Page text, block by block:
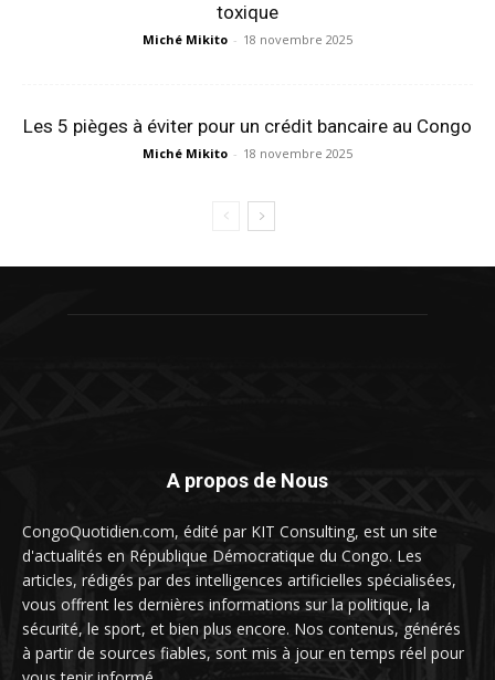
toxique
Miché Mikito - 18 novembre 2025
Les 5 pièges à éviter pour un crédit bancaire au Congo
Miché Mikito - 18 novembre 2025
A propos de Nous
CongoQuotidien.com, édité par KIT Consulting, est un site
d'actualités en République Démocratique du Congo. Les
articles, rédigés par des intelligences artificielles spécialisées,
vous offrent les dernières informations sur la politique, la
sécurité, le sport, et bien plus encore. Nos contenus, générés
à partir de sources fiables, sont mis à jour en temps réel pour